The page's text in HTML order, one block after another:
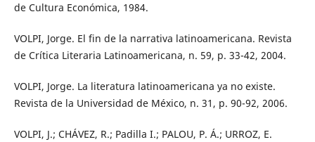
de Cultura Económica, 1984.
VOLPI, Jorge. El fin de la narrativa latinoamericana. Revista
de Crítica Literaria Latinoamericana, n. 59, p. 33-42, 2004.
VOLPI, Jorge. La literatura latinoamericana ya no existe.
Revista de la Universidad de México, n. 31, p. 90-92, 2006.
VOLPI, J.; CHÁVEZ, R.; Padilla I.; PALOU, P. Á.; URROZ, E.